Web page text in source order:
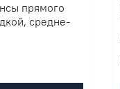
прямого
средне-